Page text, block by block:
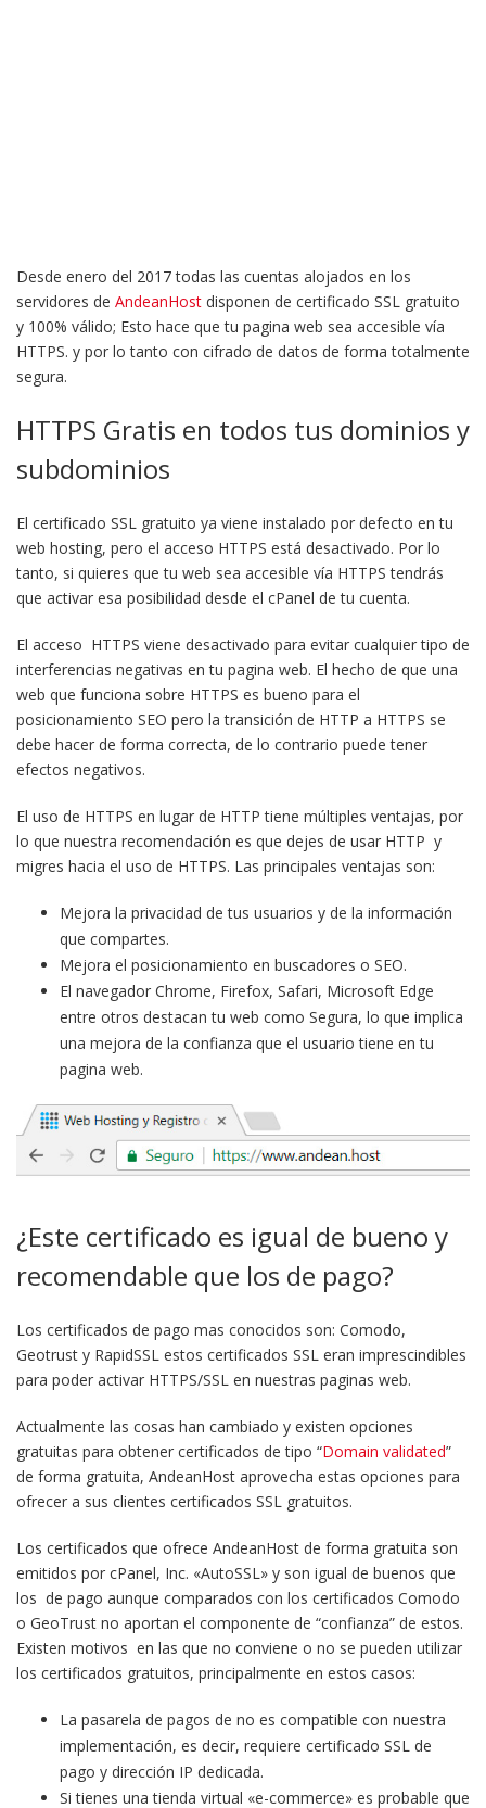
Desde enero del 2017 todas las cuentas alojados en los
servidores de AndeanHost disponen de certificado SSL gratuito
y 100% válido; Esto hace que tu pagina web sea accesible vía
HTTPS. y por lo tanto con cifrado de datos de forma totalmente
segura.
HTTPS Gratis en todos tus dominios y
subdominios
El certificado SSL gratuito ya viene instalado por defecto en tu
web hosting, pero el acceso HTTPS está desactivado. Por lo
tanto, si quieres que tu web sea accesible vía HTTPS tendrás
que activar esa posibilidad desde el cPanel de tu cuenta.
El acceso HTTPS viene desactivado para evitar cualquier tipo de
interferencias negativas en tu pagina web. El hecho de que una
web que funciona sobre HTTPS es bueno para el
posicionamiento SEO pero la transición de HTTP a HTTPS se
debe hacer de forma correcta, de lo contrario puede tener
efectos negativos.
El uso de HTTPS en lugar de HTTP tiene múltiples ventajas, por
lo que nuestra recomendación es que dejes de usar HTTP y
migres hacia el uso de HTTPS. Las principales ventajas son:
Mejora la privacidad de tus usuarios y de la información
que compartes.
Mejora el posicionamiento en buscadores o SEO.
El navegador Chrome, Firefox, Safari, Microsoft Edge
entre otros destacan tu web como Segura, lo que implica
una mejora de la confianza que el usuario tiene en tu
pagina web.
¿Este certificado es igual de bueno y
recomendable que los de pago?
Los certificados de pago mas conocidos son: Comodo,
Geotrust y RapidSSL estos certificados SSL eran imprescindibles
para poder activar HTTPS/SSL en nuestras paginas web.
Actualmente las cosas han cambiado y existen opciones
gratuitas para obtener certificados de tipo “Domain validated”
de forma gratuita, AndeanHost aprovecha estas opciones para
ofrecer a sus clientes certificados SSL gratuitos.
Los certificados que ofrece AndeanHost de forma gratuita son
emitidos por cPanel, Inc. «AutoSSL» y son igual de buenos que
los de pago aunque comparados con los certificados Comodo
o GeoTrust no aportan el componente de “confianza” de estos.
Existen motivos en las que no conviene o no se pueden utilizar
los certificados gratuitos, principalmente en estos casos:
La pasarela de pagos de no es compatible con nuestra
implementación, es decir, requiere certificado SSL de
pago y dirección IP dedicada.
Si tienes una tienda virtual «e-commerce» es probable que